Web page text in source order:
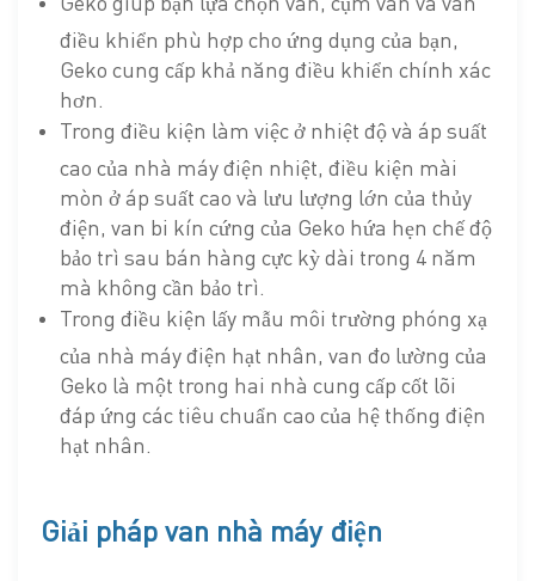
điều khiển phù hợp cho ứng dụng của bạn,
Geko cung cấp khả năng điều khiển chính xác
hơn.
Trong điều kiện làm việc ở nhiệt độ và áp suất
cao của nhà máy điện nhiệt, điều kiện mài
mòn ở áp suất cao và lưu lượng lớn của thủy
điện, van bi kín cứng của Geko hứa hẹn chế độ
bảo trì sau bán hàng cực kỳ dài trong 4 năm
mà không cần bảo trì.
Trong điều kiện lấy mẫu môi trường phóng xạ
của nhà máy điện hạt nhân, van đo lường của
Geko là một trong hai nhà cung cấp cốt lõi
đáp ứng các tiêu chuẩn cao của hệ thống điện
hạt nhân.
Giải pháp van nhà máy điện